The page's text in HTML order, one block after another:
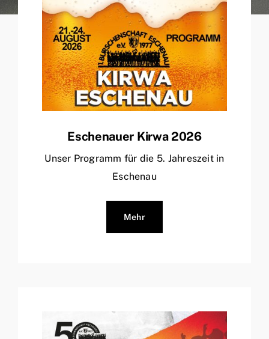
Eschenauer Kirwa 2026
Unser Programm für die 5. Jahreszeit in
Eschenau
Mehr